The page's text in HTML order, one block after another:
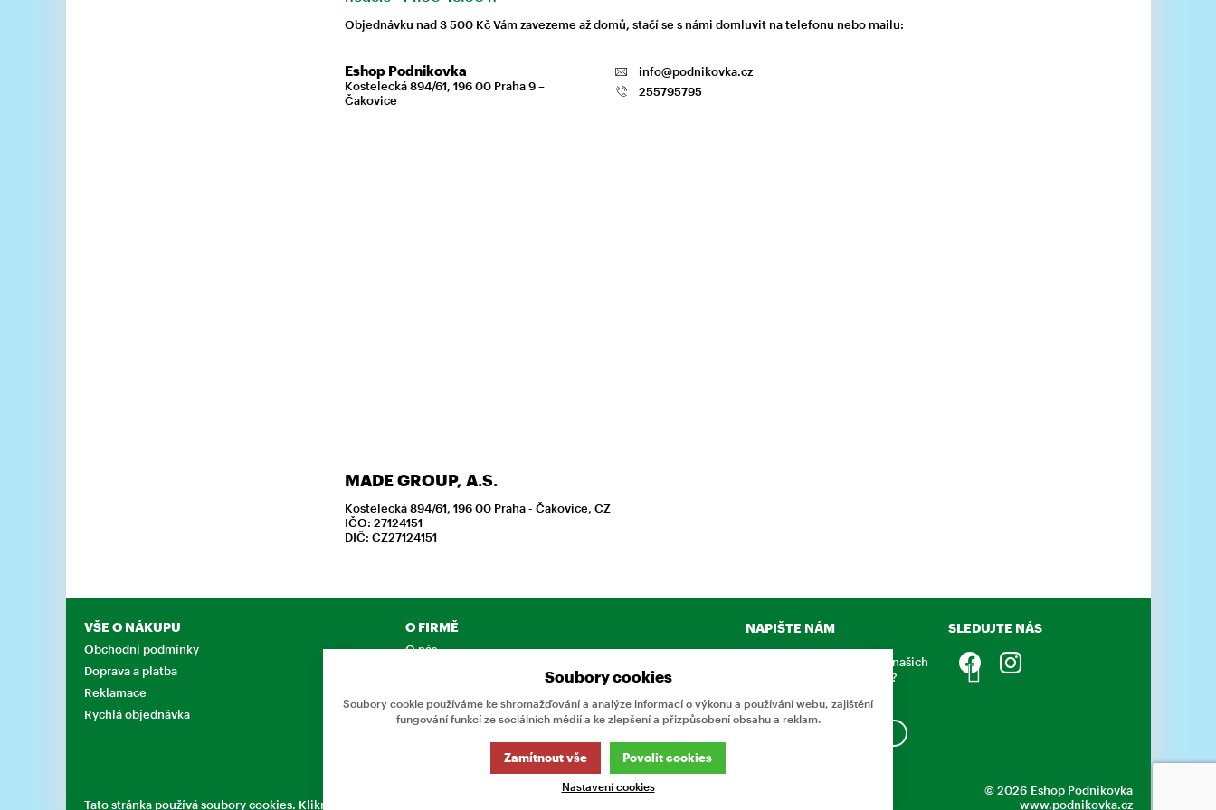
Objednávku nad 3 500 Kč Vám zavezeme až domů, stačí se s námi domluvit na telefonu nebo mailu:
Eshop Podnikovka
Kostelecká 894/61, 196 00 Praha 9 –
Čakovice
info@podnikovka.cz
255795795
MADE GROUP, A.S.
Kostelecká 894/61, 196 00 Praha - Čakovice, CZ
IČO: 27124151
DIČ: CZ27124151
VŠE O NÁKUPU
Obchodní podmínky
Doprava a platba
Reklamace
Rychlá objednávka
O FIRMĚ
O nás
NAPIŠTE NÁM
Chcete nám něco sdělit o našich
produktech nebo e-shopu?
SLEDUJTE NÁS
Tato stránka používá soubory cookies. Klikněte pro více informací.
© 2026 Eshop Podnikovka
www.podnikovka.cz
Soubory cookies
Soubory cookie používáme ke shromažďování a analýze informací o výkonu a používání webu, zajištění
fungování funkcí ze sociálních médií a ke zlepšení a přizpůsobení obsahu a reklam.
Zamítnout vše Povolit cookies
Nastavení cookies